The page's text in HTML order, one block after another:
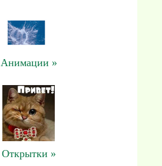
Анимации »
Открытки »